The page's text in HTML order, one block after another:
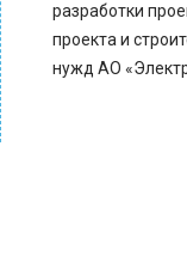
разработки
проекта и
нужд АО